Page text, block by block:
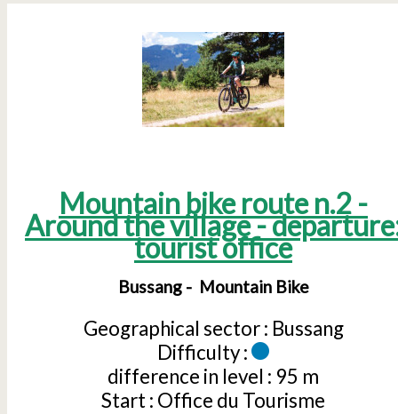
Mountain bike route n.2 -
Around the village -
tourist office
Bussang Mountain Bike
Geographical sector : Bussang
Difficulty :
difference in level : 95 m
Start : Office du Tourisme